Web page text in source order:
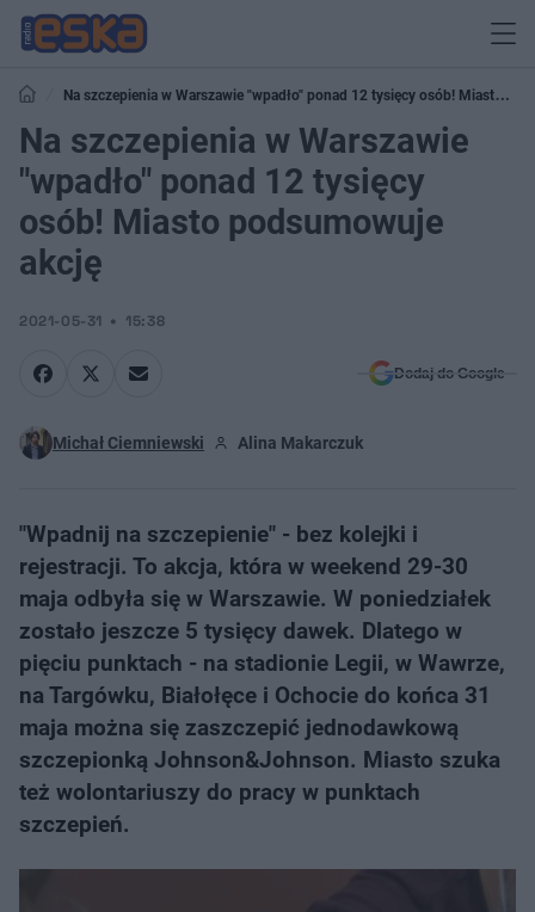
Na szczepienia w Warszawie "wpadło" ponad 12 tysięcy osób! Miasto
podsumowuje akcję
Na szczepienia w Warszawie
"wpadło" ponad 12 tysięcy
osób! Miasto podsumowuje
akcję
2021-05-31 15:38
Dodaj do Google
Michał Ciemniewski Alina Makarczuk
"Wpadnij na szczepienie" - bez kolejki i
rejestracji. To akcja, która w weekend 29-30
maja odbyła się w Warszawie. W poniedziałek
zostało jeszcze 5 tysięcy dawek. Dlatego w
pięciu punktach - na stadionie Legii, w Wawrze,
na Targówku, Białołęce i Ochocie do końca 31
maja można się zaszczepić jednodawkową
szczepionką Johnson&Johnson. Miasto szuka
też wolontariuszy do pracy w punktach
szczepień.